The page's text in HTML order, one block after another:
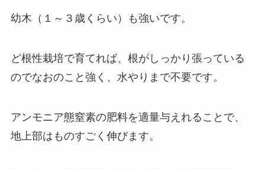
幼木（１～３歳くらい）も強いです。
ど根性栽培で育てれば、根がしっかり張っている
のでなおのこと強く、水やりまで不要です。
アンモニア態窒素の肥料を適量与えれることで、
地上部はものすごく伸びます。